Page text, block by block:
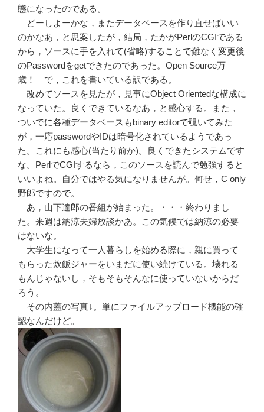
態になったのである。
どーしよーかな，またデータベースを作り直せばいい
のかなあ，と思案したが，結局，たかがPerlのCGIである
から，ソースに手を入れて(省略)することで難なく変更後
のPasswordをgetできたのであった。Open Source万
歳！ で，これを書いている訳である。
改めてソースを見たが，見事にObject Orientedな構成に
なっていた。良くできているなあ，と感心する。また，
ついでに各種データベースもbinary editorで覗いてみた
が，一応passwordやIDは暗号化されているようであっ
た。これにも感心(当たり前か)。良くできたシステムです
な。PerlでCGIするなら，このソースを読んで勉強すると
いいよね。自分ではやる気になりませんが。何せ，C only
野郎ですので。
あ，山下達郎の番組が始まった。・・・終わりまし
た。来週は納涼夫婦放談かあ。この気候では納涼の必要
はないな。
大学生になって一人暮らしを始める際に，親に買って
もらった炊飯ジャーをいまだに使い続けている。壊れる
もんじゃないし，そもそもそんなに使っていないからだ
ろう。
その内蓋の写真↓。単にファイルアップロード機能の確
認なんだけど。